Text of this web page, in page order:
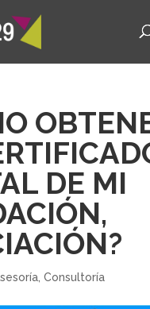
DE MI
, Consultoría